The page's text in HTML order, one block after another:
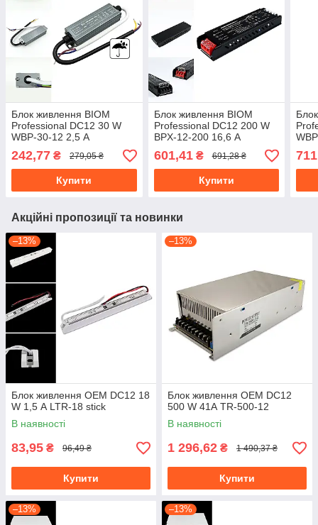
Блок живлення BIOM
Professional DC12 30 W
WBP-30-12 2,5 А
герметичний
242,77 ₴ 279,05 ₴
Купити
Блок живлення BIOM
Professional DC12 200 W
BPX-12-200 16,6 А
601,41₴ 691,28 ₴
Купити
Акційні пропозиції та новинки
–13%
Блок живлення OEM DC12 18
W 1,5 А LTR-18 stick
В наявності
83,95 ₴ 96,49 ₴
Купити
–13%
Блок живлення OEM DC12
500 W 41А TR-500-12
В наявності
1 296,62 ₴ 1 490,37 ₴
Купити
–13% –13%